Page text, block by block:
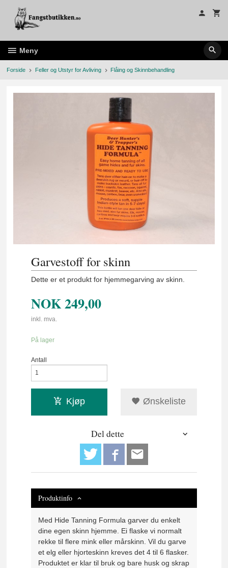
innholdet
Meny
Forside Feller og Utstyr for Avliving Flåing og Skinnbehandling
Garvestoff for skinn
Dette er et produkt for hjemmegarving av skinn.
NOK249,00
inkl. mva.
På lager
Antall
Kjøp Ønskeliste
Del dette
Produktinfo
Med Hide Tanning Formula garver du enkelt
dine egen skinn hjemme. Ei flaske vi normalt
rekke til flere mink eller mårskinn. Vil du garve
et elg eller hjorteskinn kreves det 4 til 6 flasker.
Produktet er klar til bruk og bare husk og skrap